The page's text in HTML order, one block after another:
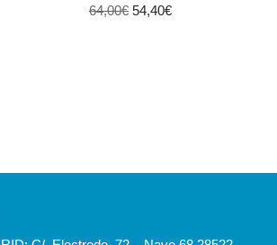
64,00€ 54,40€